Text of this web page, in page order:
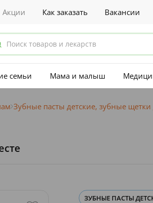
Акции Как заказать Вакансии
семьи Мама и малыш
Зубные пасты детские, зубные щетки
ЗУБНЫЕ ПАСТЫ